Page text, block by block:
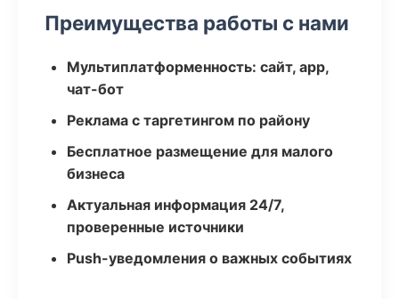
Преимущества работы с нами
Мультиплатформенность: сайт, app,
чат-бот
Реклама с таргетингом по району
Бесплатное размещение для малого
бизнеса
Актуальная информация 24/7,
проверенные источники
Push-уведомления о важных событиях